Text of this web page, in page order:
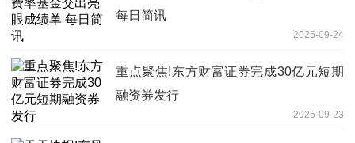
每日简讯
2025-09-24
重点聚焦!东方财富证券完成30亿元短期
融资券发行
2025-09-23